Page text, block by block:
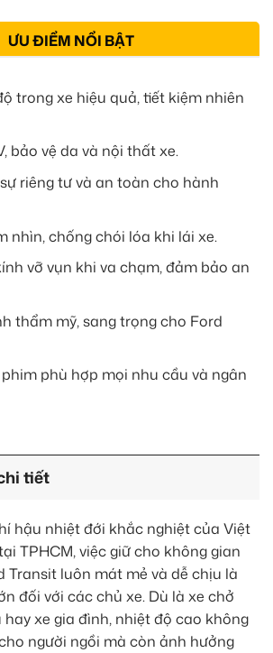
ƯU ĐIỂM NỔI BẬT
trong xe hiệu quả, tiết kiệm nhiên
bảo vệ da và nội thất xe.
riêng tư và an toàn cho hành
nhìn, chống chói lóa khi lái xe.
vỡ vụn khi va chạm, đảm bảo an
thẩm mỹ, sang trọng cho Ford
phù hợp mọi nhu cầu và ngân
tiết
hậu nhiệt đới khắc nghiệt của Việt
TPHCM, việc giữ cho không gian
Transit luôn mát mẻ và dễ chịu là
đối với các chủ xe. Dù là xe chở
hay xe gia đình, nhiệt độ cao không
người ngồi mà còn ảnh hưởng